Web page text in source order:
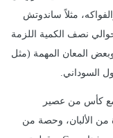
مثلاً ساندوتش
نصف الكمية اللزمة
المعان المهمة (مثل
السوداني.
مع كأس من عصير
الألبان، وحصة من